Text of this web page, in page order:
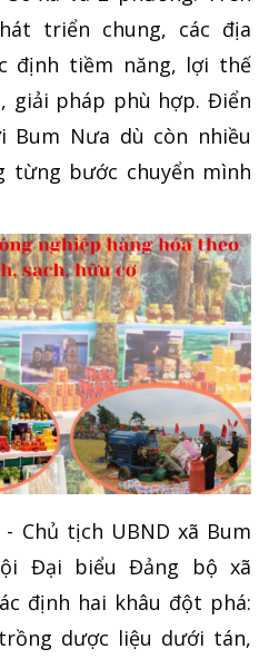
triển chung, các địa
định tiềm năng, lợi thế
giải pháp phù hợp. Điển
Bum Nưa dù còn nhiều
từng bước chuyển mình
Chủ tịch UBND xã Bum
Đại biểu Đảng bộ xã
định hai khâu đột phá:
dược liệu dưới tán,